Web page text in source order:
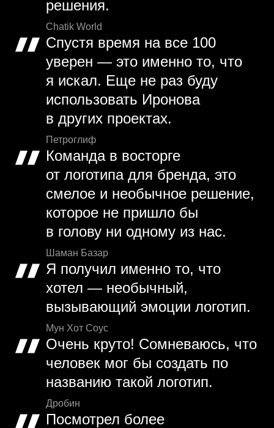
решения.
Chatik World
Спустя время на все 100
уверен — это именно то, что
я искал. Еще не раз буду
использовать Иронова
в других проектах.
Петроглиф
Команда в восторге
от логотипа для бренда, это
смелое и необычное решение,
которое не пришло бы
в голову ни одному из нас.
Шаман Базар
Я получил именно то, что
хотел — необычный,
вызывающий эмоции логотип.
Мун Хот Соус
Очень круто! Сомневаюсь, что
человек мог бы создать по
названию такой логотип.
Дробин
Посмотрел более